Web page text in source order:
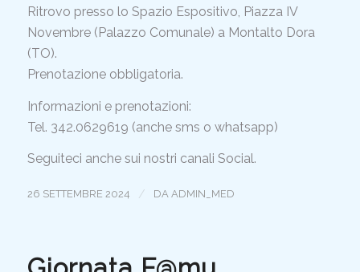
Ritrovo presso lo Spazio Espositivo, Piazza IV
Novembre (Palazzo Comunale) a Montalto Dora
(TO).
Prenotazione obbligatoria.
Informazioni e prenotazioni:
Tel. 342.0629619 (anche sms o whatsapp)
Seguiteci anche sui nostri canali Social.
26 SETTEMBRE 2024 / DA ADMIN_MED